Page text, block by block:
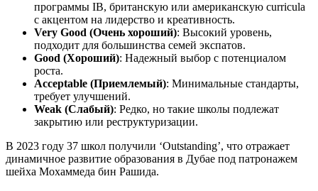
программы IB, британскую или американскую curricula
с акцентом на лидерство и креативность.
Very Good (Очень хороший): Высокий уровень,
подходит для большинства семей экспатов.
Good (Хороший): Надежный выбор с потенциалом
роста.
Acceptable (Приемлемый): Минимальные стандарты,
требует улучшений.
Weak (Слабый): Редко, но такие школы подлежат
закрытию или реструктуризации.
В 2023 году 37 школ получили ‘Outstanding’, что отражает
динамичное развитие образования в Дубае под патронажем
шейха Мохаммеда бин Рашида.